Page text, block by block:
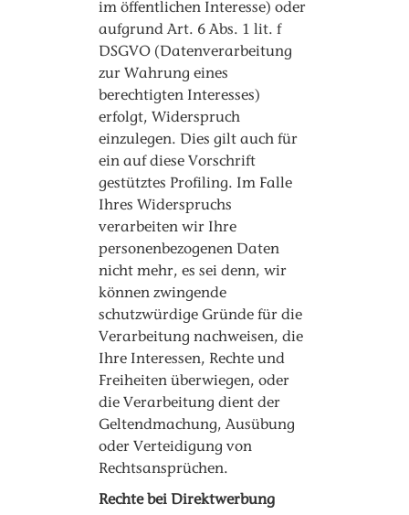
im öffentlichen Interesse) oder
aufgrund Art. 6 Abs. 1 lit. f
DSGVO (Datenverarbeitung
zur Wahrung eines
berechtigten Interesses)
erfolgt, Widerspruch
einzulegen. Dies gilt auch für
ein auf diese Vorschrift
gestütztes Profiling. Im Falle
Ihres Widerspruchs
verarbeiten wir Ihre
personenbezogenen Daten
nicht mehr, es sei denn, wir
können zwingende
schutzwürdige Gründe für die
Verarbeitung nachweisen, die
Ihre Interessen, Rechte und
Freiheiten überwiegen, oder
die Verarbeitung dient der
Geltendmachung, Ausübung
oder Verteidigung von
Rechtsansprüchen.
Rechte bei Direktwerbung